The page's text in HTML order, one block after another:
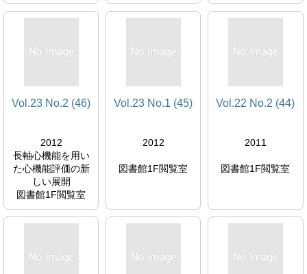
Vol.23 No.2 (46)
2012
長軸心機能を用い
た心機能評価の新
しい展開
図書館1F閲覧室
Vol.23 No.1 (45)
2012
図書館1F閲覧室
Vol.22 No.2 (44)
2011
図書館1F閲覧室